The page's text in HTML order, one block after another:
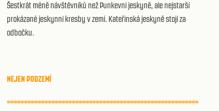
Šestkrát méně návštěvníků než Punkevní jeskyně, ale nejstarší
prokázané jeskynní kresby v zemi. Kateřinská jeskyně stojí za
odbočku.
NEJEN PODZEMÍ
========================================================